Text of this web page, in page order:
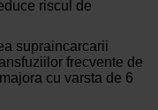
riscul de
supraincarcarii
frecvente de
cu varsta de 6